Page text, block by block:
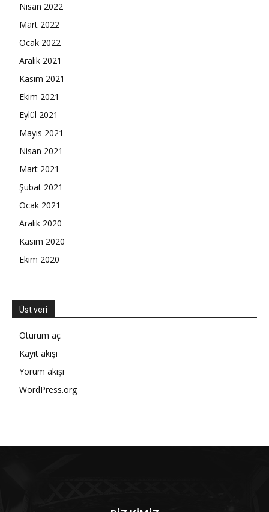
Nisan 2022
Mart 2022
Ocak 2022
Aralık 2021
Kasım 2021
Ekim 2021
Eylül 2021
Mayıs 2021
Nisan 2021
Mart 2021
Şubat 2021
Ocak 2021
Aralık 2020
Kasım 2020
Ekim 2020
Üst veri
Oturum aç
Kayıt akışı
Yorum akışı
WordPress.org